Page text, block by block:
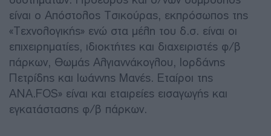
είναι ο Απόστολος Τσικούρας, εκπρόσωπος της
«Τεχνολογικής» ενώ στα μέλη του δ.σ. είναι οι
επιχειρηματίες, ιδιοκτήτες και διαχειριστές φ/β
πάρκων, Θωμάς Αλγιαννάκογλου, Ιορδάνης
Πετρίδης και Ιωάννης Μανές. Eταίροι της
ANA.FOS» είναι και εταιρείες εισαγωγής και
εγκατάστασης φ/β πάρκων.